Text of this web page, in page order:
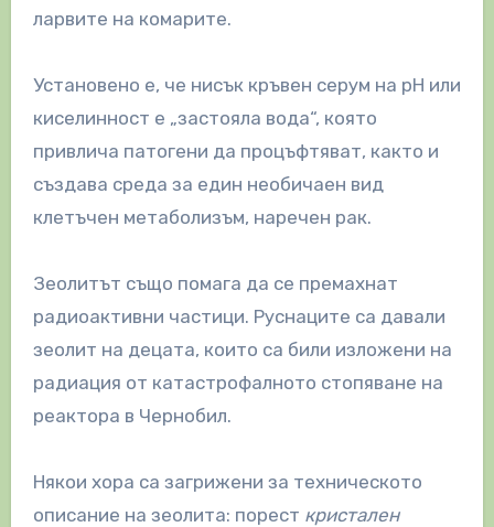
ларвите на комарите.
Установено е, че нисък кръвен серум на рН или
киселинност е „застояла вода“, която
привлича патогени да процъфтяват, както и
създава среда за един необичаен вид
клетъчен метаболизъм, наречен рак.
Зеолитът също помага да се премахнат
радиоактивни частици. Руснаците са давали
зеолит на децата, които са били изложени на
радиация от катастрофалното стопяване на
реактора в Чернобил.
Някои хора са загрижени за техническото
описание на зеолита: порест кристален